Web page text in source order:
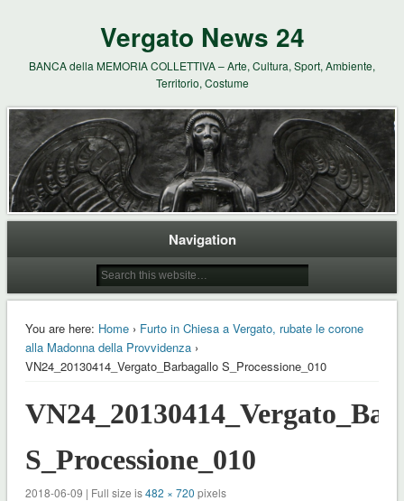
Vergato News 24
BANCA della MEMORIA COLLETTIVA – Arte, Cultura, Sport, Ambiente,
Territorio, Costume
Navigation
You are here: Home› Furto in Chiesa a Vergato, rubate le corone
alla Madonna della Provvidenza›
VN24_20130414_Vergato_Barbagallo S_Processione_010
S_Processione_010
2018-06-09 | Full size is482 × 720 pixels